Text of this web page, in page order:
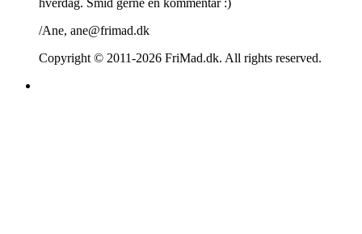
/Ane, ane@frimad.dk
Copyright © 2011-2026 FriMad.dk. All rights reserved.